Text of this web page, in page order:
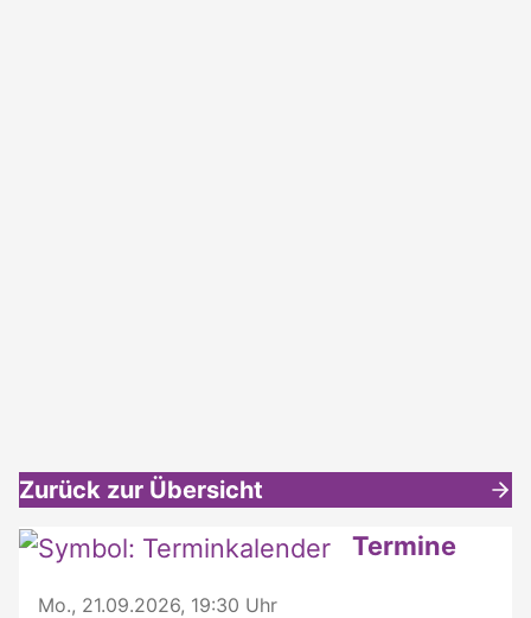
Zurück zur Übersicht
Weitere interessante Inhalte Termine
Mo., 21.09.2026, 19:30 Uhr